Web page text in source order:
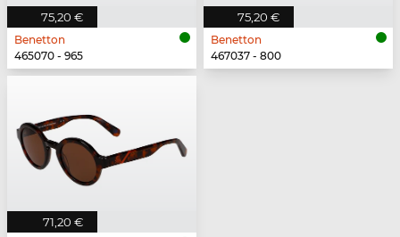
75,20 €
Benetton
465070 - 965
75,20 €
Benetton
467037 - 800
71,20 €